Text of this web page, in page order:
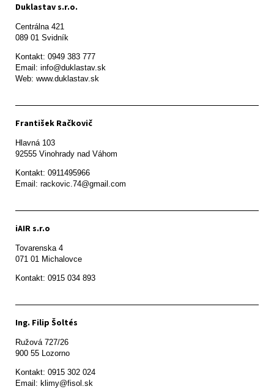
Duklastav s.r.o.
Centrálna 421
089 01 Svidník
Kontakt: 0949 383 777
Email: info@duklastav.sk
Web: www.duklastav.sk
František Račkovič
Hlavná 103
92555 Vinohrady nad Váhom
Kontakt: 0911495966
Email: rackovic.74@gmail.com
iAIR s.r.o
Tovarenska 4
071 01 Michalovce
Ing. Filip Šoltés
Ružová 727/26
900 55 Lozorno
Kontakt: 0915 302 024
Email: klimy@fisol.sk